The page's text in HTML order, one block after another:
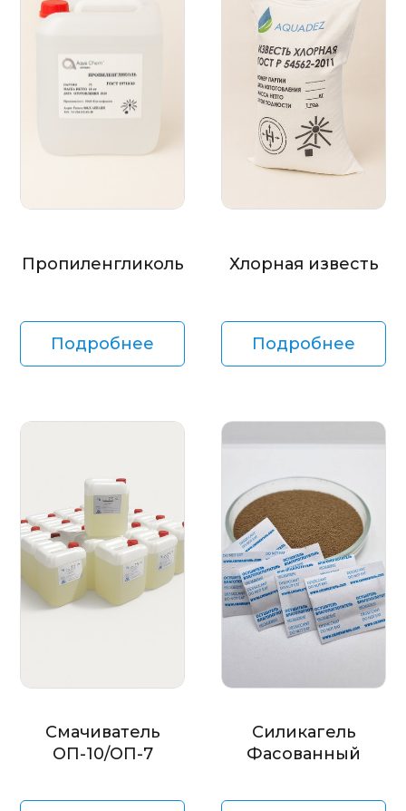
Пропиленгликоль
Подробнее
Хлорная известь
Подробнее
Смачиватель
ОП-10/ОП-7
Силикагель
Фасованный